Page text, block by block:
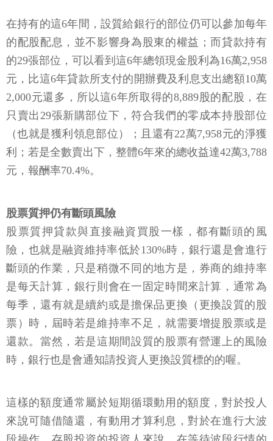
在持有的這6年間，設質給銀行的部位仍可以參加每年
的配股配息，並不影響身為股東的權益；而貸款持有
的29張部位，可以看到這6年總領現金股利為16萬2,958
元，比這6年貸款所支付的開辦費及利息支出總額10萬
2,000元還多，所以這6年所取得的8,889股的配股，在
只賣出29張新購部位下，符合我們的零成本持股部位
（也就是獲利領息部位）；且還有22萬7,958元的淨獲
利；若是全數賣出下，整體6年來的總收益達42萬3,788
元，報酬率70.4%。
股票質押仍有斷頭風險
股票質押貸款與直接融資買股一樣，都有斷頭的風
險，也就是融資維持率低於130%時，銀行還是會進行
斷頭的作業，只是稍微不同的地方是，券商的維持率
是每天計算，銀行則會在一固定時間來計算，通常為
每季，還有就是續約或是擔保品更換（更換設質的股
票）時，屆時若是維持率不足，就需要增提股票或是
還款。當然，若是這期間設質的股票有營運上的風險
時，銀行也是會通知請投資人更換設質標的的喔。
這樣的額度通常屬於短期循環動用的額度，對於投人
來說可隨借隨還，有動用才算利息，對於在進行大波